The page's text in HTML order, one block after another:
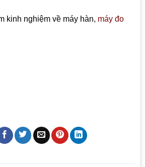
kinh nghiệm về máy hàn, máy đo